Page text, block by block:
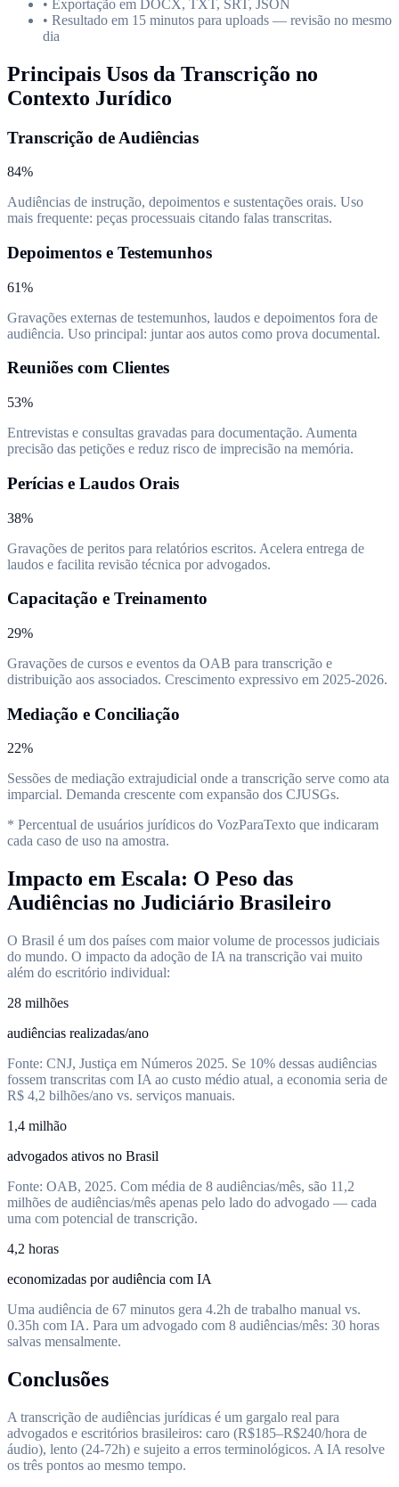
• Exportação em DOCX, TXT, SRT, JSON
• Resultado em 15 minutos para uploads — revisão no mesmo
dia
Principais Usos da Transcrição no
Contexto Jurídico
Transcrição de Audiências
84%
Audiências de instrução, depoimentos e sustentações orais. Uso
mais frequente: peças processuais citando falas transcritas.
Depoimentos e Testemunhos
61%
Gravações externas de testemunhos, laudos e depoimentos fora de
audiência. Uso principal: juntar aos autos como prova documental.
Reuniões com Clientes
53%
Entrevistas e consultas gravadas para documentação. Aumenta
precisão das petições e reduz risco de imprecisão na memória.
Perícias e Laudos Orais
38%
Gravações de peritos para relatórios escritos. Acelera entrega de
laudos e facilita revisão técnica por advogados.
Capacitação e Treinamento
29%
Gravações de cursos e eventos da OAB para transcrição e
distribuição aos associados. Crescimento expressivo em 2025-2026.
Mediação e Conciliação
22%
Sessões de mediação extrajudicial onde a transcrição serve como ata
imparcial. Demanda crescente com expansão dos CJUSGs.
* Percentual de usuários jurídicos do VozParaTexto que indicaram
cada caso de uso na amostra.
Impacto em Escala: O Peso das
Audiências no Judiciário Brasileiro
O Brasil é um dos países com maior volume de processos judiciais
do mundo. O impacto da adoção de IA na transcrição vai muito
além do escritório individual:
28 milhões
audiências realizadas/ano
Fonte: CNJ, Justiça em Números 2025. Se 10% dessas audiências
fossem transcritas com IA ao custo médio atual, a economia seria de
R$ 4,2 bilhões/ano vs. serviços manuais.
1,4 milhão
advogados ativos no Brasil
Fonte: OAB, 2025. Com média de 8 audiências/mês, são 11,2
milhões de audiências/mês apenas pelo lado do advogado — cada
uma com potencial de transcrição.
4,2 horas
economizadas por audiência com IA
Uma audiência de 67 minutos gera 4.2h de trabalho manual vs.
0.35h com IA. Para um advogado com 8 audiências/mês: 30 horas
salvas mensalmente.
Conclusões
A transcrição de audiências jurídicas é um gargalo real para
advogados e escritórios brasileiros: caro (R$185–R$240/hora de
áudio), lento (24-72h) e sujeito a erros terminológicos. A IA resolve
os três pontos ao mesmo tempo.